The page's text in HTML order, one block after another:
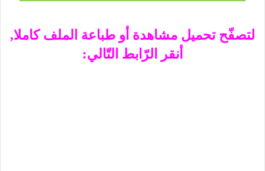
لتصفّح تحميل مشاهدة أو طباعة الملف كاملا,
أنقر الرّابط التّالي: